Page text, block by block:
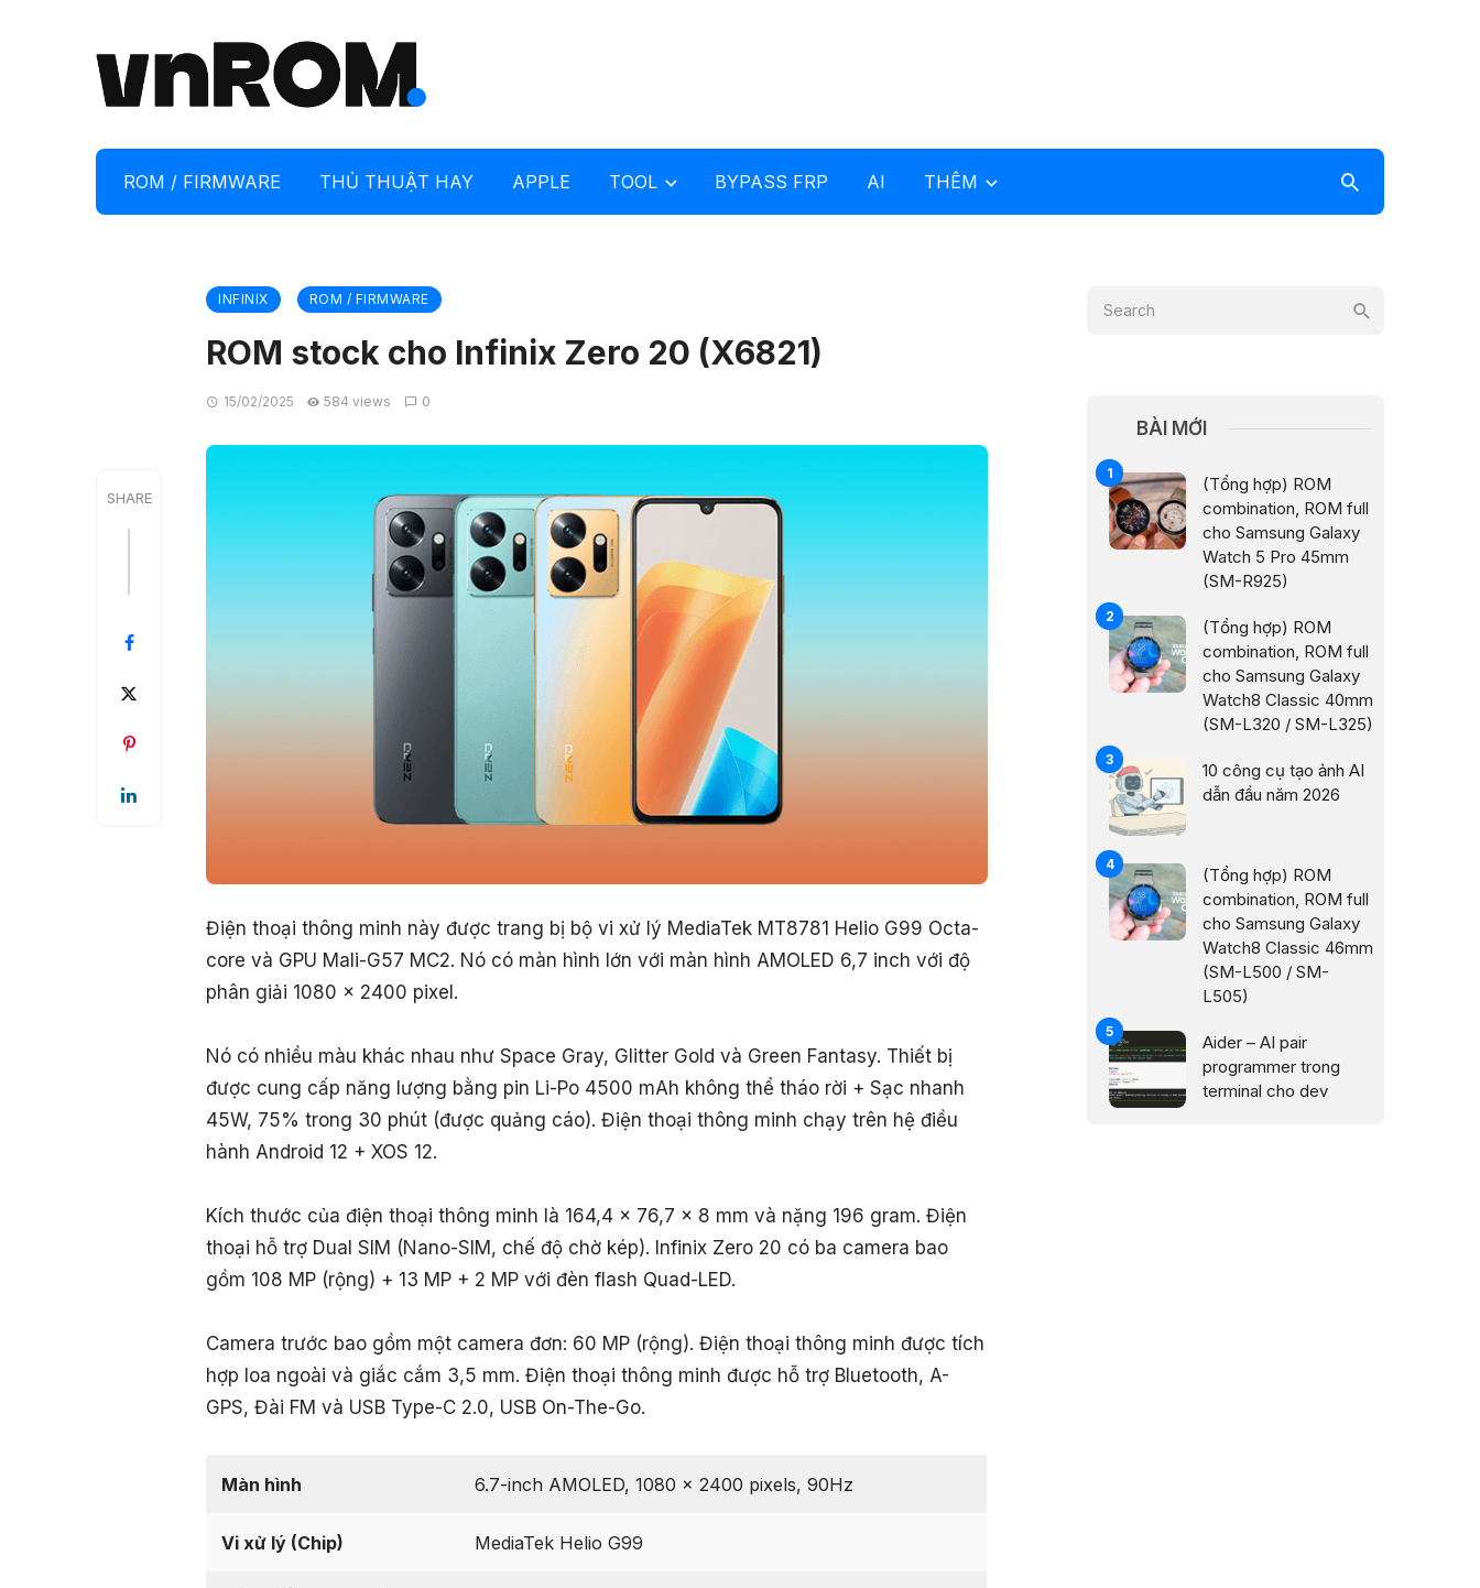
ROM / FIRMWARE THỦ THUẬT HAY APPLE TOOL BYPASS FRP AI THÊM
INFINIX ROM / FIRMWARE
ROM stock cho Infinix Zero 20 (X6821)
15/02/2025 584 views 0
SHARE
Điện thoại thông minh này được trang bị bộ vi xử lý MediaTek MT8781 Helio G99 Octa-
core và GPU Mali-G57 MC2. Nó có màn hình lớn với màn hình AMOLED 6,7 inch với độ
phân giải 1080 x 2400 pixel.
Nó có nhiều màu khác nhau như Space Gray, Glitter Gold và Green Fantasy. Thiết bị
được cung cấp năng lượng bằng pin Li-Po 4500 mAh không thể tháo rời + Sạc nhanh
45W, 75% trong 30 phút (được quảng cáo). Điện thoại thông minh chạy trên hệ điều
hành Android 12 + XOS 12.
Kích thước của điện thoại thông minh là 164,4 x 76,7 x 8 mm và nặng 196 gram. Điện
thoại hỗ trợ Dual SIM (Nano-SIM, chế độ chờ kép). Infinix Zero 20 có ba camera bao
gồm 108 MP (rộng) + 13 MP + 2 MP với đèn flash Quad-LED.
Camera trước bao gồm một camera đơn: 60 MP (rộng). Điện thoại thông minh được tích
hợp loa ngoài và giắc cắm 3,5 mm. Điện thoại thông minh được hỗ trợ Bluetooth, A-
GPS, Đài FM và USB Type-C 2.0, USB On-The-Go.
Màn hình 6.7-inch AMOLED, 1080 x 2400 pixels, 90Hz
Vi xử lý (Chip) MediaTek Helio G99
BÀI MỚI
(Tổng hợp) ROM
combination, ROM full
cho Samsung Galaxy
Watch 5 Pro 45mm
(SM-R925)
(Tổng hợp) ROM
combination, ROM full
cho Samsung Galaxy
Watch8 Classic 40mm
(SM-L320 / SM-L325)
10 công cụ tạo ảnh AI
dẫn đầu năm 2026
(Tổng hợp) ROM
combination, ROM full
cho Samsung Galaxy
Watch8 Classic 46mm
(SM-L500 / SM-
L505)
Aider – AI pair
programmer trong
terminal cho dev